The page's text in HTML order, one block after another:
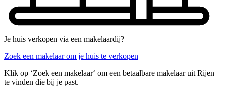
Je huis verkopen via een makelaardij?
Zoek een makelaar om je huis te verkopen
Klik op ‘Zoek een makelaar‘ om een betaalbare makelaar uit Rijen
te vinden die bij je past.